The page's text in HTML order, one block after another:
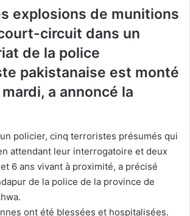
explosions de munitions
circuit dans un
de la police
pakistanaise est monté
a annoncé la
policier, cinq terroristes présumés qui
attendant leur interrogatoire et deux
6 ans vivant à proximité, a précisé
de la police de la province de
ont été blessées et hospitalisées.